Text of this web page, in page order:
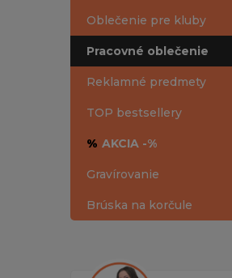
Oblečenie pre kluby
Pracovné oblečenie
Reklamné predmety
TOP bestsellery
% AKCIA -%
Gravírovanie
Brúska na korčule